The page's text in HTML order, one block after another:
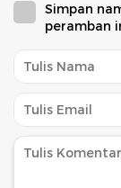
Simpan
peramban